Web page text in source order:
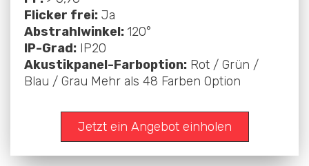
Flicker frei: Ja
Abstrahlwinkel: 120°
IP-Grad: IP20
Akustikpanel-Farboption: Rot / Grün /
Blau / Grau Mehr als 48 Farben Option
Jetzt ein Angebot einholen